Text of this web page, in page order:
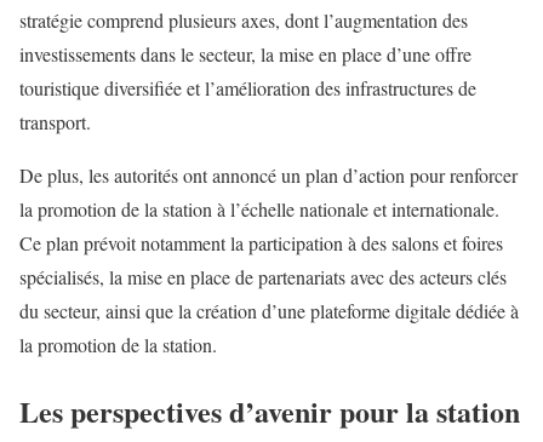
stratégie comprend plusieurs axes, dont l’augmentation des
investissements dans le secteur, la mise en place d’une offre
touristique diversifiée et l’amélioration des infrastructures de
transport.
De plus, les autorités ont annoncé un plan d’action pour renforcer
la promotion de la station à l’échelle nationale et internationale.
Ce plan prévoit notamment la participation à des salons et foires
spécialisés, la mise en place de partenariats avec des acteurs clés
du secteur, ainsi que la création d’une plateforme digitale dédiée à
la promotion de la station.
Les perspectives d’avenir pour la station